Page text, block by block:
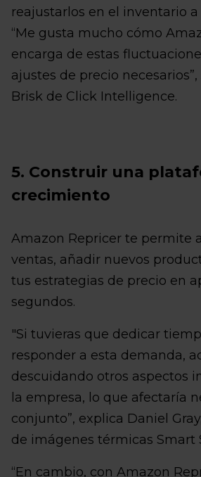
reajustarlos en el inventario
“Me gusta mucho cómo
encarga de estas
ajustes de precio
Brisk de Click Intelligence.
5. Construir una
crecimiento
Amazon Repricer te permite
ventas, añadir nuevos
tus estrategias de precio en
segundos.
"Si tuvieras que dedicar
responder a esta demanda,
descuidando otros aspectos
la empresa, lo que afectaría
conjunto”, explica Daniel
de imágenes térmicas Smart
“En cambio, con Amazon